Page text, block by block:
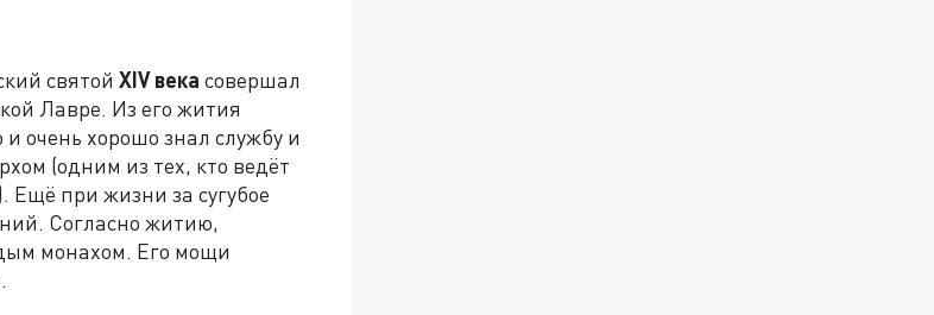
святой XIVвека совершал
Лавре. Из его жития
очень хорошо знал службу и
(одним из тех, кто ведёт
Ещё при жизни за сугубое
Согласно житию,
монахом. Его мощи